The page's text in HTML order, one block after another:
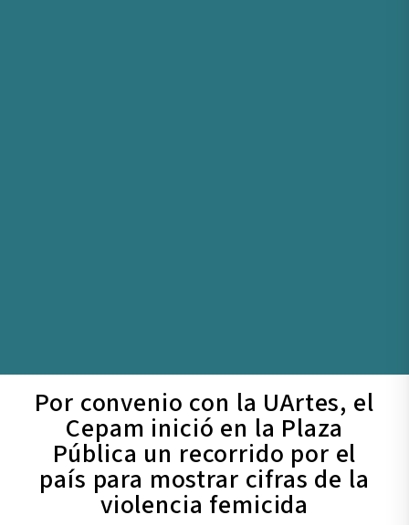
Por convenio con la UArtes, el
Cepam inició en la Plaza
Pública un recorrido por el
país para mostrar cifras de la
violencia femicida